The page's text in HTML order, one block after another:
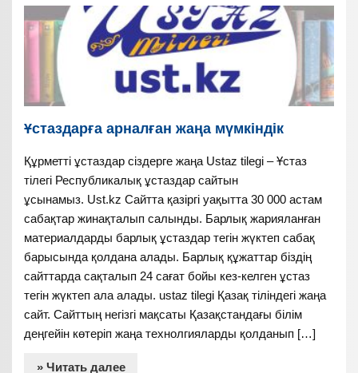
Ұстаздарға арналған жаңа мүмкіндік
Құрметті ұстаздар сіздерге жаңа Ustaz tilegi – Ұстаз
тілегі Республикалық ұстаздар сайтын
ұсынамыз. Ust.kz Сайтта қазіргі уақытта 30 000 астам
сабақтар жинақталып салынды. Барлық жарияланған
материалдарды барлық ұстаздар тегін жүктеп сабақ
барысында қолдана алады. Барлық құжаттар біздің
сайттарда сақталып 24 сағат бойы кез-келген ұстаз
тегін жүктеп ала алады. ustaz tilegi Қазақ тіліндегі жаңа
сайт. Сайттың негізгі мақсаты Қазақстандағы білім
деңгейін көтеріп жаңа технолгияларды қолданып […]
» Читать далее